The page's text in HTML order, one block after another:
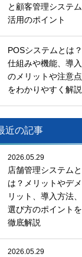
と顧客管理システム
活用のポイント
POSシステムとは？
仕組みや機能、導入
のメリットや注意点
をわかりやすく解説
近の記事
2026.05.29
店舗管理システムと
は？メリットやデメ
リット、導入方法、
選び方のポイントを
徹底解説
2026.05.29